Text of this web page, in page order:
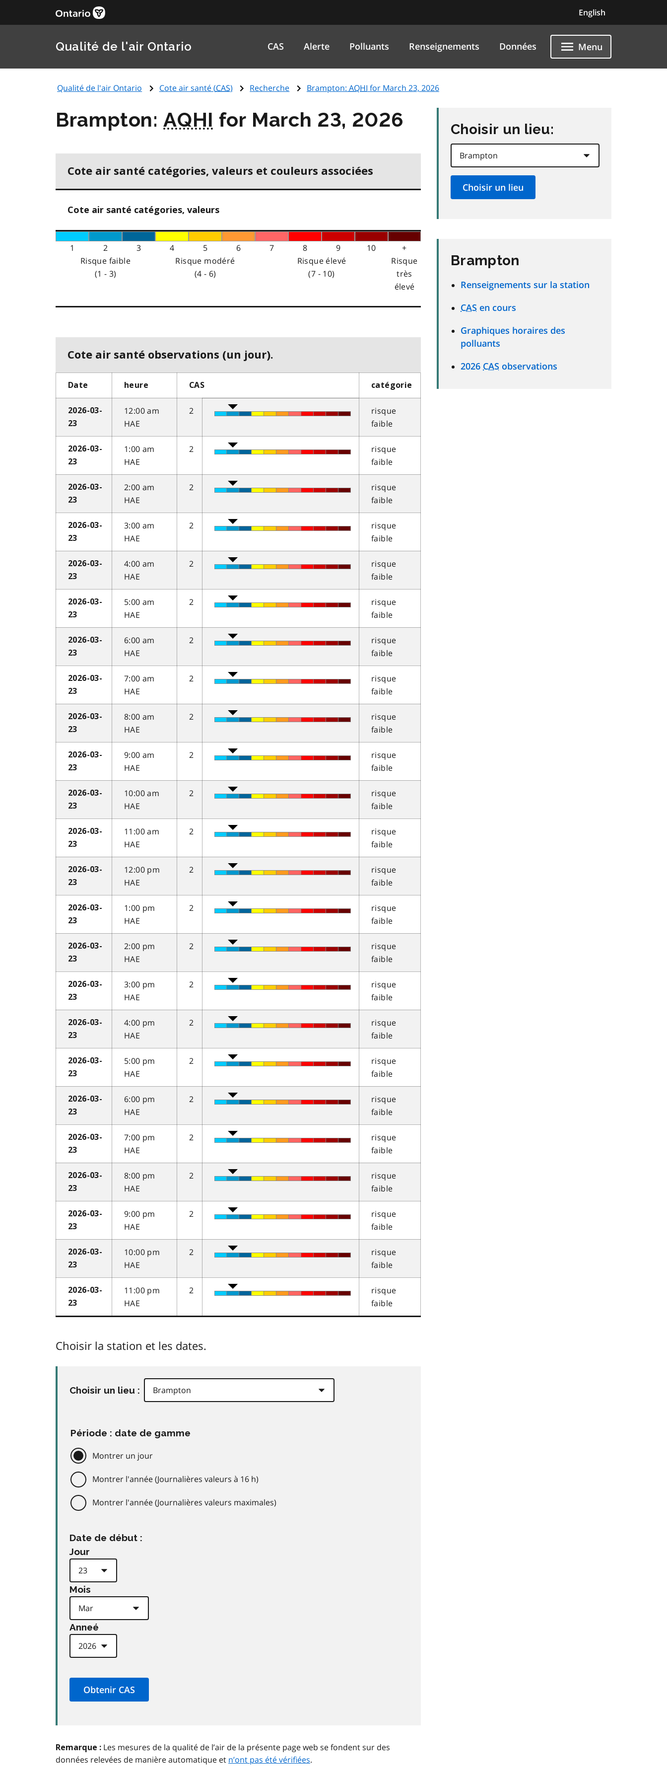
English
Qualité de l'air Ontario CAS Alerte Polluants Renseignements Données Menu
Qualité de l'air Ontario Cote air santé (CAS) Recherche Brampton: AQHI for March 23, 2026
Brampton:AQHI for March 23, 2026
Cote air santé catégories, valeurs et couleurs associées
Cote air santé catégories, valeurs
1 2 3 4 5 6 7 8 9 10
+
Risque faible
(1 - 3)
Risque modéré
(4 - 6)
Risque élevé
(7 - 10)
Risque
très
élevé
Cote air santé observations (un jour).
Date heure CAS catégorie
2026-03-
23
12:00 am
HAE
2
risque
faible
2026-03-
23
1:00 am
HAE
2
risque
faible
2026-03-
23
2:00 am
HAE
2
risque
faible
2026-03-
23
3:00 am
HAE
2
risque
faible
2026-03-
23
4:00 am
HAE
2
risque
faible
2026-03-
23
5:00 am
HAE
2
risque
faible
2026-03-
23
6:00 am
HAE
2
risque
faible
2026-03-
23
7:00 am
HAE
2
risque
faible
2026-03-
23
8:00 am
HAE
2
risque
faible
2026-03-
23
9:00 am
HAE
2
risque
faible
2026-03-
23
10:00 am
HAE
2
risque
faible
2026-03-
23
11:00 am
HAE
2
risque
faible
2026-03-
23
12:00 pm
HAE
2
risque
faible
2026-03-
23
1:00 pm
HAE
2
risque
faible
2026-03-
23
2:00 pm
HAE
2
risque
faible
2026-03-
23
3:00 pm
HAE
2
risque
faible
2026-03-
23
4:00 pm
HAE
2
risque
faible
2026-03-
23
5:00 pm
HAE
2
risque
faible
2026-03-
23
6:00 pm
HAE
2
risque
faible
2026-03-
23
7:00 pm
HAE
2
risque
faible
2026-03-
23
8:00 pm
HAE
2
risque
faible
2026-03-
23
9:00 pm
HAE
2
risque
faible
2026-03-
23
10:00 pm
HAE
2
risque
faible
2026-03-
23
11:00 pm
HAE
2
risque
faible
Choisir la station et les dates.
Choisir un lieu :
Période : date de gamme
Montrer un jour
Montrer l'année (Journalières valeurs à 16 h)
Montrer l'année (Journalières valeurs maximales)
Date de début :
Jour
Mois
Anneé
Remarque : Les mesures de la qualité de l’air de la présente page web se fondent sur des
données relevées de manière automatique et n’ont pas été vérifiées.
Choisir un lieu:
Brampton
Renseignements sur la station
CAS en cours
Graphiques horaires des
polluants
2026 CAS observations